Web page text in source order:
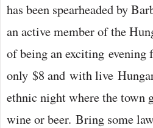
has been spearheaded by
an active member of the
of being an exciting
only $8 and with live
ethnic night where the town
wine or beer. Bring some